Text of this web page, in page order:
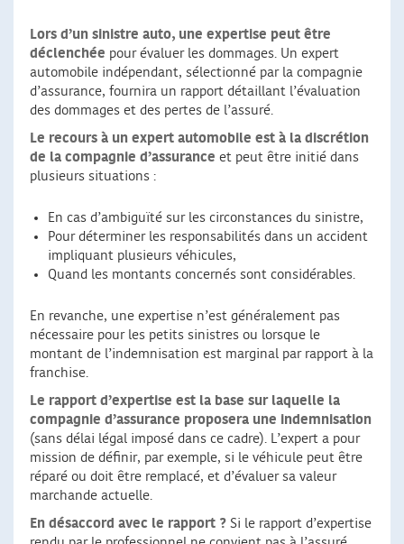
Lors d’un sinistre auto, une expertise peut être
déclenchée pour évaluer les dommages. Un expert
automobile indépendant, sélectionné par la compagnie
d’assurance, fournira un rapport détaillant l’évaluation
des dommages et des pertes de l’assuré.
Le recours à un expert automobile est à la discrétion
de la compagnie d’assurance et peut être initié dans
plusieurs situations :
En cas d’ambiguïté sur les circonstances du sinistre,
Pour déterminer les responsabilités dans un accident
impliquant plusieurs véhicules,
Quand les montants concernés sont considérables.
En revanche, une expertise n’est généralement pas
nécessaire pour les petits sinistres ou lorsque le
montant de l’indemnisation est marginal par rapport à la
franchise.
Le rapport d’expertise est la base sur laquelle la
compagnie d’assurance proposera une indemnisation
(sans délai légal imposé dans ce cadre). L’expert a pour
mission de définir, par exemple, si le véhicule peut être
réparé ou doit être remplacé, et d’évaluer sa valeur
marchande actuelle.
En désaccord avec le rapport ? Si le rapport d’expertise